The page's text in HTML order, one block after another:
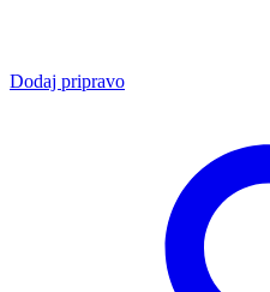
Dodaj pripravo